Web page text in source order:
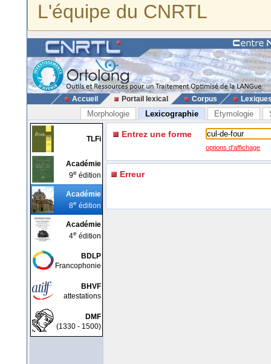
L'équipe du CNRTL
Accueil Portail lexical Corpus
Morphologie Lexicographie Etymologie
TLFi
Académie
9e édition
Académie
8e édition
Académie
4e édition
BDLP
Francophonie
BHVF
attestations
DMF
(1330 - 1500)
Entrez une forme
options d'affichage
Erreur